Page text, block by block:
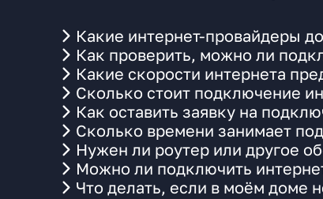
Какие интернет-провайдеры
Как проверить, можно ли
Какие скорости интернета
Сколько стоит подключение
Как оставить заявку на
Сколько времени занимает
Нужен ли роутер или другое
Можно ли подключить
Что делать, если в моём доме